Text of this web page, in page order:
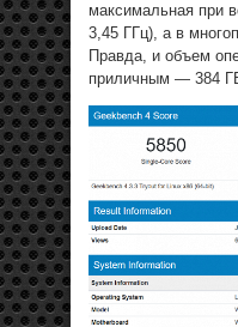
максимальная при
3,45 ГГц), а в
Правда, и объем
приличным — 384